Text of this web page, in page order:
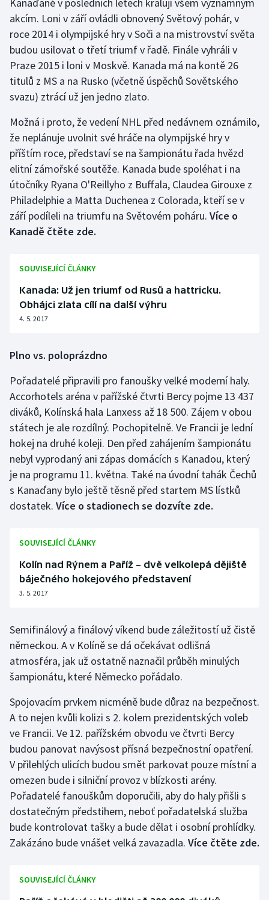
akcím. Loni v září ovládli obnovený Světový pohár, v
roce 2014 i olympijské hry v Soči a na mistrovství světa
budou usilovat o třetí triumf v řadě. Finále vyhráli v
Praze 2015 i loni v Moskvě. Kanada má na kontě 26
titulů z MS a na Rusko (včetně úspěchů Sovětského
svazu) ztrácí už jen jedno zlato.
Možná i proto, že vedení NHL před nedávnem oznámilo,
že neplánuje uvolnit své hráče na olympijské hry v
příštím roce, představí se na šampionátu řada hvězd
elitní zámořské soutěže. Kanada bude spoléhat i na
útočníky Ryana O'Reillyho z Buffala, Claudea Girouxe z
Philadelphie a Matta Duchenea z Colorada, kteří se v
září podíleli na triumfu na Světovém poháru. Více o
Kanadě čtěte zde.
SOUVISEJÍCÍ ČLÁNKY
Kanada: Už jen triumf od Rusů a hattricku.
Obhájci zlata cílí na další výhru
4. 5. 2017
Plno vs. poloprázdno
Pořadatelé připravili pro fanoušky velké moderní haly.
Accorhotels aréna v pařížské čtvrti Bercy pojme 13 437
diváků, Kolínská hala Lanxess až 18 500. Zájem v obou
státech je ale rozdílný. Pochopitelně. Ve Francii je lední
hokej na druhé koleji. Den před zahájením šampionátu
nebyl vyprodaný ani zápas domácích s Kanadou, který
je na programu 11. května. Také na úvodní tahák Čechů
s Kanaďany bylo ještě těsně před startem MS lístků
dostatek. Více o stadionech se dozvíte zde.
SOUVISEJÍCÍ ČLÁNKY
Kolín nad Rýnem a Paříž – dvě velkolepá dějiště
báječného hokejového představení
3. 5. 2017
Semifinálový a finálový víkend bude záležitostí už čistě
německou. A v Kolíně se dá očekávat odlišná
atmosféra, jak už ostatně naznačil průběh minulých
šampionátu, které Německo pořádalo.
Spojovacím prvkem nicméně bude důraz na bezpečnost.
A to nejen kvůli kolizi s 2. kolem prezidentských voleb
ve Francii. Ve 12. pařížském obvodu ve čtvrti Bercy
budou panovat navýsost přísná bezpečnostní opatření.
V přilehlých ulicích budou smět parkovat pouze místní a
omezen bude i silniční provoz v blízkosti arény.
Pořadatelé fanouškům doporučili, aby do haly přišli s
dostatečným předstihem, neboť pořadatelská služba
bude kontrolovat tašky a bude dělat i osobní prohlídky.
Zakázáno bude vnášet velká zavazadla. Více čtěte zde.
SOUVISEJÍCÍ ČLÁNKY